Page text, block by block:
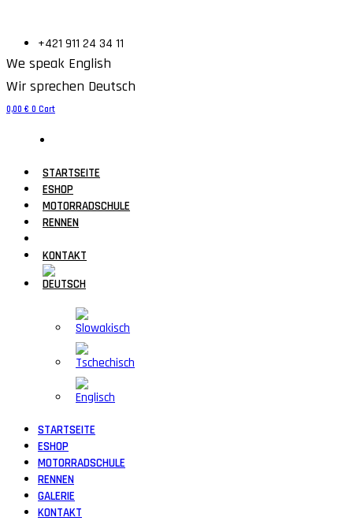
+421 911 24 34 11
We speak English
Wir sprechen Deutsch
0,00 € 0 Cart
STARTSEITE
ESHOP
MOTORRADSCHULE
RENNEN
KONTAKT
STARTSEITE
ESHOP
MOTORRADSCHULE
RENNEN
GALERIE
KONTAKT